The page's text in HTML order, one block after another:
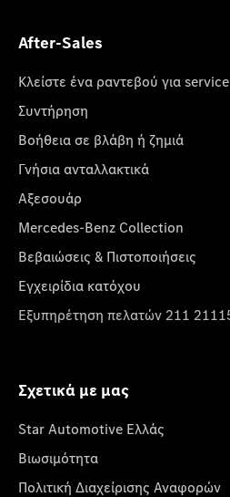
After-Sales
Κλείστε ένα ραντεβού για service
Συντήρηση
Βοήθεια σε βλάβη ή ζημιά
Γνήσια ανταλλακτικά
Αξεσουάρ
Mercedes-Benz Collection
Βεβαιώσεις & Πιστοποιήσεις
Εγχειρίδια κατόχου
Εξυπηρέτηση πελατών 211
Σχετικά με μας
Star Automotive Ελλάς
Βιωσιμότητα
Πολιτική Διαχείρισης Αναφορών